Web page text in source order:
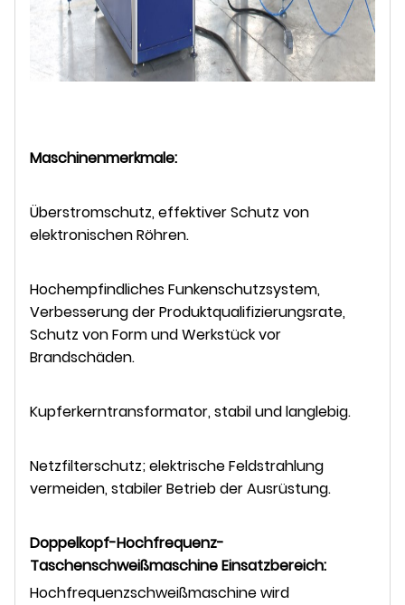
Maschinenmerkmale:
Überstromschutz, effektiver Schutz von
elektronischen Röhren.
Hochempfindliches Funkenschutzsystem,
Verbesserung der Produktqualifizierungsrate,
Schutz von Form und Werkstück vor
Brandschäden.
Kupferkerntransformator, stabil und langlebig.
Netzfilterschutz; elektrische Feldstrahlung
vermeiden, stabiler Betrieb der Ausrüstung.
Doppelkopf-Hochfrequenz-
TaschenschweißmaschineEinsatzbereich:
Hochfrequenzschweißmaschine wird